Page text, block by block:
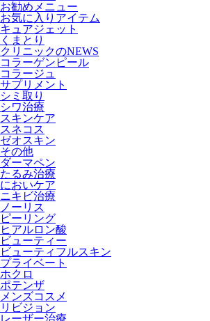
お勧めメニュー
お気に入りアイテム
キュアジェット
くまとり
クリニックのNEWS
コラーゲンピール
コラージュ
サプリメント
シミ取り
シワ治療
スキンケア
スネコス
ゼオスキン
その他
ダーマペン
たるみ治療
においケア
ニキビ治療
ノーリス
ピーリング
ヒアルロン酸
ビューティー
ビューティフルスキン
プライベート
ホクロ
ポテンザ
メンズコスメ
リビジョン
レーザー治療